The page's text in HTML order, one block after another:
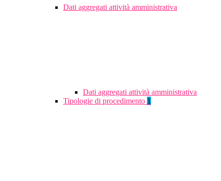
Dati aggregati attività amministrativa
Dati aggregati attività amministrativa
Tipologie di procedimento 1